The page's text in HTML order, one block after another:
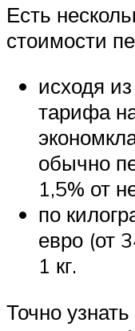
Есть
стоимости
исходя
тарифа
обычно
1,5% от
по
евро (от
1 кг.
Точно